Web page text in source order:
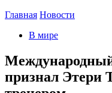
Главная Новости
В мире
признал Этери